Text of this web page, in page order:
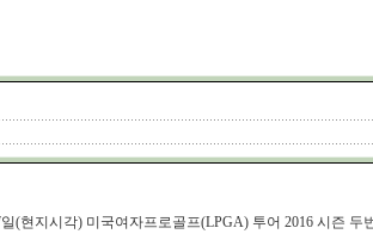
현지시각) 미국여자프로골프(LPGA) 투어 2016 시즌 두